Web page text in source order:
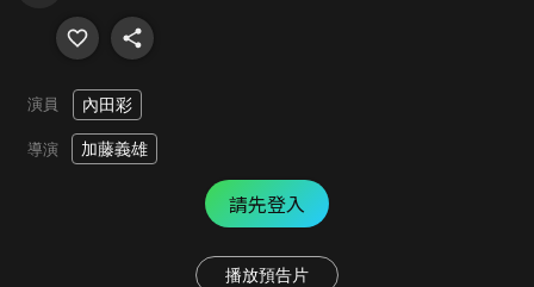
演員 內田彩
導演 加藤義雄
請先登入
播放預告片